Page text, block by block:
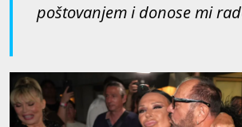
poštovanjem i donose mi